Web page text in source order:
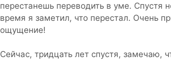
перестанешь переводить в уме. Спустя
время я заметил, что перестал. Очень
ощущение!
Сейчас, тридцать лет спустя, замечаю,